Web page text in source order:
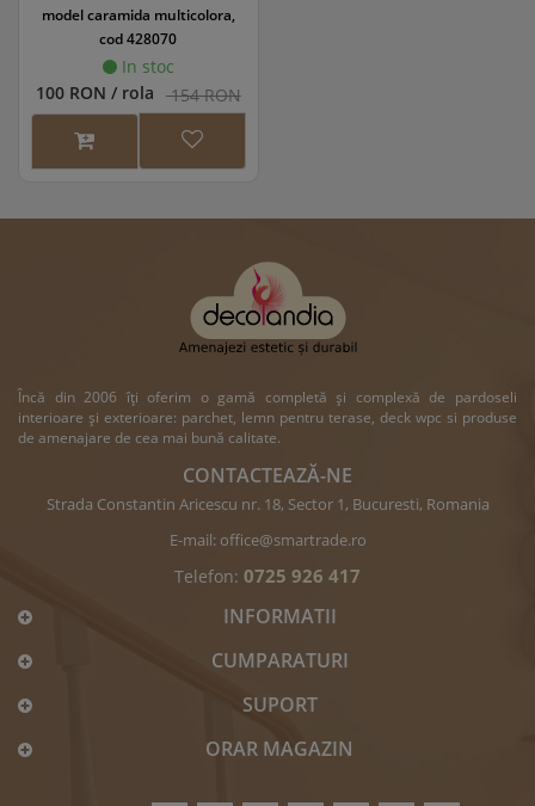
model caramida multicolora,
cod 428070
In stoc
100 RON / rola 154 RON
Încă din 2006 îți oferim o gamă completă și complexă de pardoseli
interioare și exterioare: parchet, lemn pentru terase, deck wpc si produse
de amenajare de cea mai bună calitate.
CONTACTEAZĂ-NE
Strada Constantin Aricescu nr. 18, Sector 1, Bucuresti, Romania
E-mail: office@smartrade.ro
Telefon: 0725 926 417
INFORMATII
CUMPARATURI
SUPORT
ORAR MAGAZIN